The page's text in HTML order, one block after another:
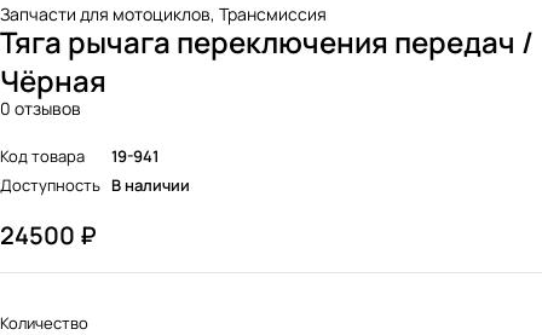
Запчасти для мотоциклов, Трансмиссия
Тяга рычага переключения передач /
Чёрная
0 отзывов
Код товара
19-941
Доступность В наличии
24500 ₽
Количество